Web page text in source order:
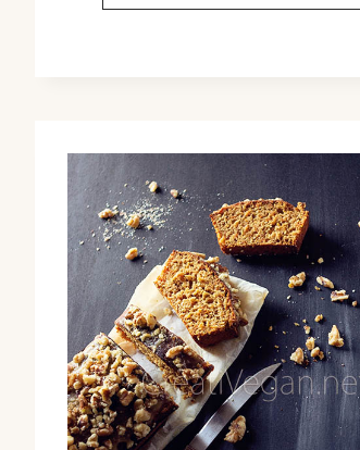
DE
ROJAS,
NUECES
Y
PASTA